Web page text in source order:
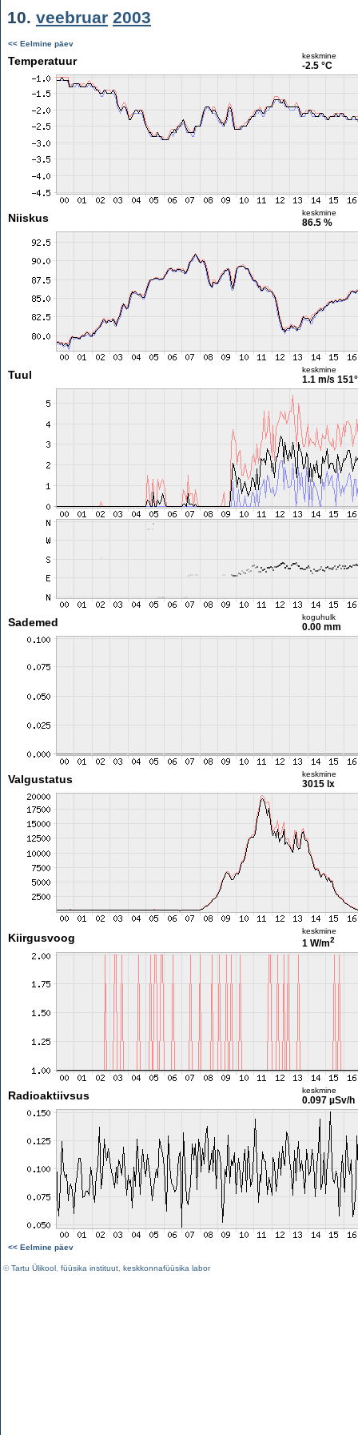
10. veebruar 2003
<< Eelmine päev
Temperatuur keskmine
-2.5 °C
Niiskus keskmine
86.5 %
Tuul keskmine
1.1 m/s 151°
Sademed koguhulk
0.00 mm
Valgustatus keskmine
3015 lx
Kiirgusvoog
keskmine
1 W/m2
Radioaktiivsus keskmine
0.097 µSv/h
<< Eelmine päev
©Tartu Ülikool füüsika instituut keskkonnafüüsika labor